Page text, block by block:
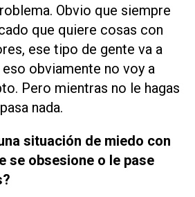
Obvio que siempre
que quiere cosas con
ese tipo de gente va a
obviamente no voy a
Pero mientras no le hagas
nada.
situación de miedo con
se obsesione o le pase